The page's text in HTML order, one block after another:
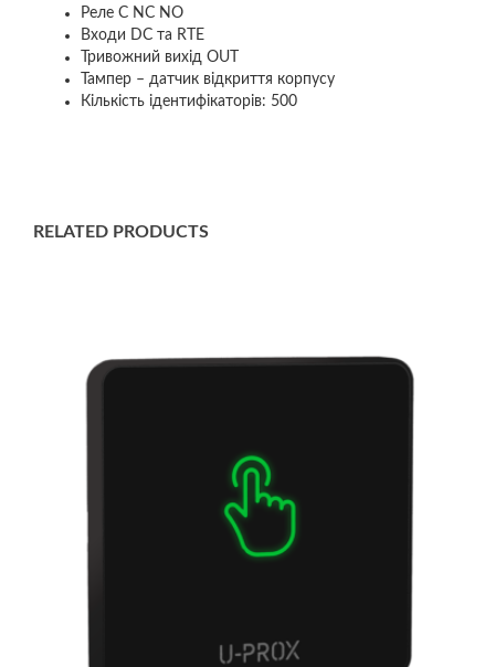
Реле C NC NO
Входи DC та RTE
Тривожний вихід OUT
Тампер – датчик відкриття корпусу
Кількість ідентифікаторів: 500
RELATED PRODUCTS